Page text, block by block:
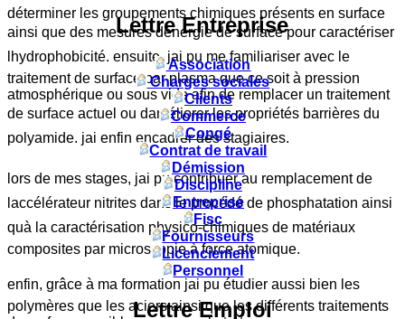
déterminer les groupements chimiques présents en surface
ainsi que des mesures dénergie de surface pour caractériser
lhydrophobicité. ensuite, jai pu me familiariser avec le
traitement de surface par plasma que ce soit à pression
atmosphérique ou sous vide afin de remplacer un traitement
de surface actuel ou daméliorer les propriétés barrières du
polyamide. jai enfin encadrer des stagiaires.
lors de mes stages, jai pu contribuer au remplacement de
laccélérateur nitrites dans le procédé de phosphatation ainsi
quà la caractérisation physico-chimiques de matériaux
composites par microscopie à force atomique.
enfin, grâce à ma formation jai pu étudier aussi bien les
polymères que les aciers ainsi que les différents traitements
Lettre Entreprise
Association
Charges sociales
Clients
Commerce
Congé
Contrat de travail
Démission
Discipline
Entreprise
Fisc
Fournisseurs
Licenciement
Personnel
Lettre Emploi